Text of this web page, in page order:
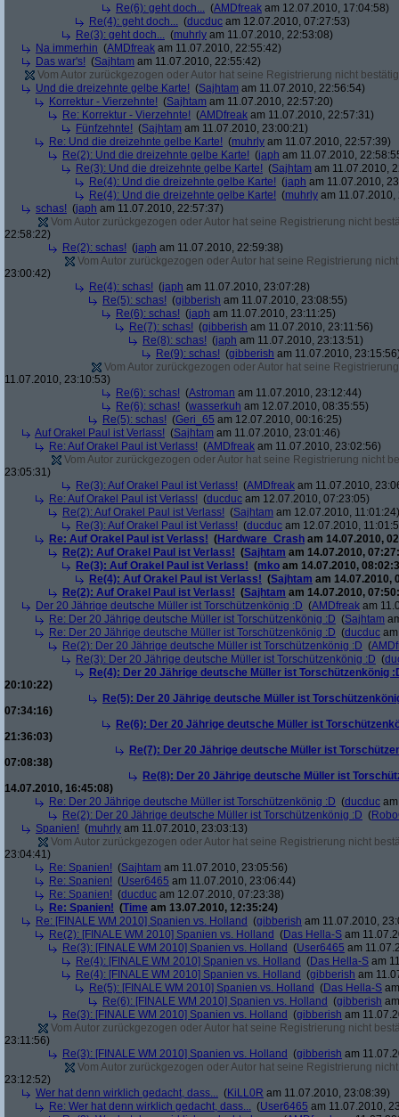
Re(6): geht doch... (AMDfreak am 12.07.2010, 17:04:58)
Re(4): geht doch... (ducduc am 12.07.2010, 07:27:53)
Re(3): geht doch... (muhrly am 11.07.2010, 22:53:08)
Na immerhin (AMDfreak am 11.07.2010, 22:55:42)
Das war's! (Sajhtam am 11.07.2010, 22:55:42)
Vom Autor zurückgezogen oder Autor hat seine Registrierung nicht
Und die dreizehnte gelbe Karte! (Sajhtam am 11.07.2010, 22:56:54)
Korrektur - Vierzehnte! (Sajhtam am 11.07.2010, 22:57:20)
Re: Korrektur - Vierzehnte! (AMDfreak am 11.07.2010, 22:57:31)
Fünfzehnte! (Sajhtam am 11.07.2010, 23:00:21)
Re: Und die dreizehnte gelbe Karte! (muhrly am 11.07.2010, 22:57:39)
Re(2): Und die dreizehnte gelbe Karte! (japh am 11.07.2010,
Re(3): Und die dreizehnte gelbe Karte! (Sajhtam am 11.07.2010,
Re(4): Und die dreizehnte gelbe Karte! (japh am 11.07.2010,
Re(4): Und die dreizehnte gelbe Karte! (muhrly am 11.07.2010,
schas! (japh am 11.07.2010, 22:57:37)
Vom Autor zurückgezogen oder Autor hat seine Registrierung nicht
22:58:22)
Re(2): schas! (japh am 11.07.2010, 22:59:38)
Vom Autor zurückgezogen oder Autor hat seine Registrierung
23:00:42)
Re(4): schas! (japh am 11.07.2010, 23:07:28)
Re(5): schas! (gibberish am 11.07.2010, 23:08:55)
Re(6): schas! (japh am 11.07.2010, 23:11:25)
Re(7): schas! (gibberish am 11.07.2010, 23:11:56)
Re(8): schas! (japh am 11.07.2010, 23:13:51)
Re(9): schas! (gibberish am 11.07.2010,
Vom Autor zurückgezogen oder Autor hat seine
11.07.2010, 23:10:53)
Re(6): schas! (Astroman am 11.07.2010, 23:12:44)
Re(6): schas! (wasserkuh am 12.07.2010, 08:35:55)
Re(5): schas! (Geri_65 am 12.07.2010, 00:16:25)
Auf Orakel Paul ist Verlass! (Sajhtam am 11.07.2010, 23:01:46)
Re: Auf Orakel Paul ist Verlass! (AMDfreak am 11.07.2010, 23:02:56)
Vom Autor zurückgezogen oder Autor hat seine Registrierung nicht
23:05:31)
Re(3): Auf Orakel Paul ist Verlass! (AMDfreak am 11.07.2010,
Re: Auf Orakel Paul ist Verlass! (ducduc am 12.07.2010, 07:23:05)
Re(2): Auf Orakel Paul ist Verlass! (Sajhtam am 12.07.2010, 11:01:24)
Re(3): Auf Orakel Paul ist Verlass! (ducduc am 12.07.2010,
Re: Auf Orakel Paul ist Verlass! (Hardware_Crash am 14.07.2010,
Re(2): Auf Orakel Paul ist Verlass! (Sajhtam am 14.07.2010,
Re(3): Auf Orakel Paul ist Verlass! (mko am 14.07.2010,
Re(4): Auf Orakel Paul ist Verlass! (Sajhtam am 14.07.2010,
Re(2): Auf Orakel Paul ist Verlass! (Sajhtam am 14.07.2010,
Der 20 Jährige deutsche Müller ist Torschützenkönig :D (AMDfreak am
Re: Der 20 Jährige deutsche Müller ist Torschützenkönig :D (Sajhtam
Re: Der 20 Jährige deutsche Müller ist Torschützenkönig :D (ducduc
Re(2): Der 20 Jährige deutsche Müller ist Torschützenkönig :D (
Re(3): Der 20 Jährige deutsche Müller ist Torschützenkönig :D (
Re(4): Der 20 Jährige deutsche Müller ist Torschützenkönig
20:10:22)
Re(5): Der 20 Jährige deutsche Müller ist
07:34:16)
Re(6): Der 20 Jährige deutsche Müller ist
21:36:03)
Re(7): Der 20 Jährige deutsche Müller ist
07:08:38)
Re(8): Der 20 Jährige deutsche Müller ist
14.07.2010, 16:45:08)
Re: Der 20 Jährige deutsche Müller ist Torschützenkönig :D (ducduc
Re(2): Der 20 Jährige deutsche Müller ist Torschützenkönig :D (
Spanien! (muhrly am 11.07.2010, 23:03:13)
Vom Autor zurückgezogen oder Autor hat seine Registrierung nicht
23:04:41)
Re: Spanien! (Sajhtam am 11.07.2010, 23:05:56)
Re: Spanien! (User6465 am 11.07.2010, 23:06:44)
Re: Spanien! (ducduc am 12.07.2010, 07:23:38)
Re: Spanien! (Time am 13.07.2010, 12:35:24)
Re: [FINALE WM 2010] Spanien vs. Holland (gibberish am 11.07.2010,
Re(2): [FINALE WM 2010] Spanien vs. Holland (Das Hella-S am
Re(3): [FINALE WM 2010] Spanien vs. Holland (User6465 am
Re(4): [FINALE WM 2010] Spanien vs. Holland (Das Hella-S am
Re(4): [FINALE WM 2010] Spanien vs. Holland (gibberish am
Re(5): [FINALE WM 2010] Spanien vs. Holland (Das Hella-S
Re(6): [FINALE WM 2010] Spanien vs. Holland (gibberish
Re(3): [FINALE WM 2010] Spanien vs. Holland (gibberish am
Vom Autor zurückgezogen oder Autor hat seine Registrierung nicht
23:11:56)
Re(3): [FINALE WM 2010] Spanien vs. Holland (gibberish am
Vom Autor zurückgezogen oder Autor hat seine Registrierung
23:12:52)
Wer hat denn wirklich gedacht, dass... (KiLL0R am 11.07.2010, 23:08:39)
Re: Wer hat denn wirklich gedacht, dass... (User6465 am 11.07.2010,